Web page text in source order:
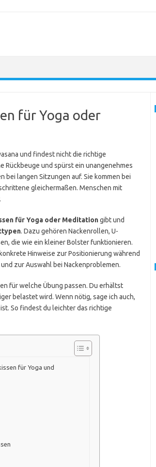
für Yoga oder
und findest nicht die richtige
Rückbeuge und spürst ein unangenehmes
bei langen Sitzungen auf. Sie kommen bei
gleichermaßen. Menschen mit
für Yoga oder Meditationgibt und
. Dazu gehören Nackenrollen, U-
die wie ein kleiner Bolster funktionieren.
Hinweise zur Positionierung während
zur Auswahl bei Nackenproblemen.
für welche Übung passen. Du erhältst
belastet wird. Wenn nötig, sage ich auch,
So findest du leichter das richtige
für Yoga und